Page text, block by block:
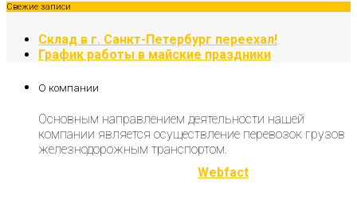
Свежие записи
Склад в г. Санкт-Петербург переехал!
График работы в майские праздники
О компании
Основным направлением деятельности нашей
компании является осуществление перевозок грузов
железнодорожным транспортом.
Webfact